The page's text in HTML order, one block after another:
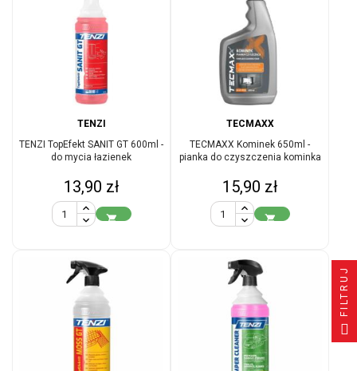
TENZI
TENZI TopEfekt SANIT GT 600ml -
do mycia łazienek
Cena
13,90 zł

TECMAXX
TECMAXX Kominek 650ml -
pianka do czyszczenia kominka
Cena
15,90 zł

FILTRUJ